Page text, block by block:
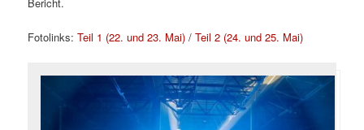
Fotolinks:Teil 1 (22. und 23. Mai) /Teil 2 (24. und 25. Mai)